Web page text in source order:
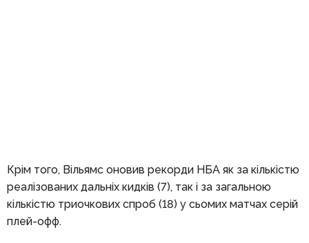
Крім того, Вільямс оновив рекорди НБА як за кількістю
реалізованих дальніх кидків (7), так і за загальною
кількістю триочкових спроб (18) у сьомих матчах серій
плей-офф.